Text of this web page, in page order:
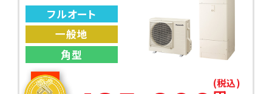
フルオート
一般地
角型
(税込)